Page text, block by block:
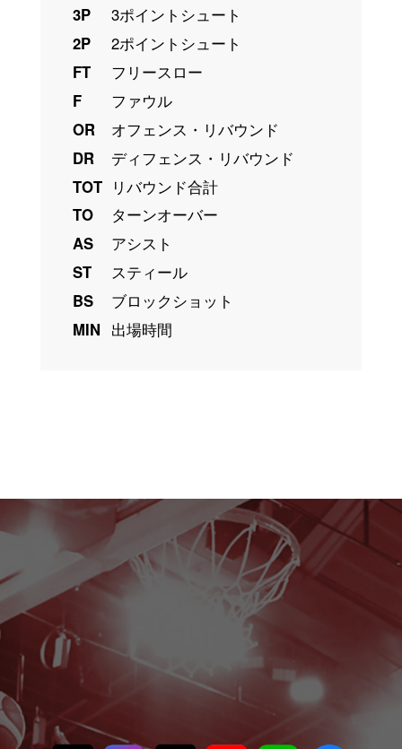
3P
3ポイントシュート
2P
2ポイントシュート
FT
フリースロー
F
ファウル
OR
オフェンス・リバウンド
DR
ディフェンス・リバウンド
TOT リバウンド合計
TO
ターンオーバー
AS
アシスト
ST
スティール
BS
ブロックショット
MIN 出場時間